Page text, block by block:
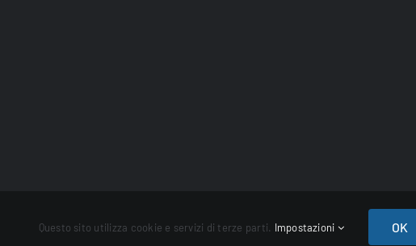
ThemeFusion| All Rights Reserved | Powered byWordPress
Questo sito utilizza cookie e servizi di terze parti. Impostazioni OK